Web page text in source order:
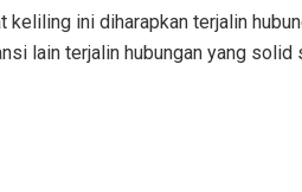
keliling ini diharapkan terjalin
lain terjalin hubungan yang